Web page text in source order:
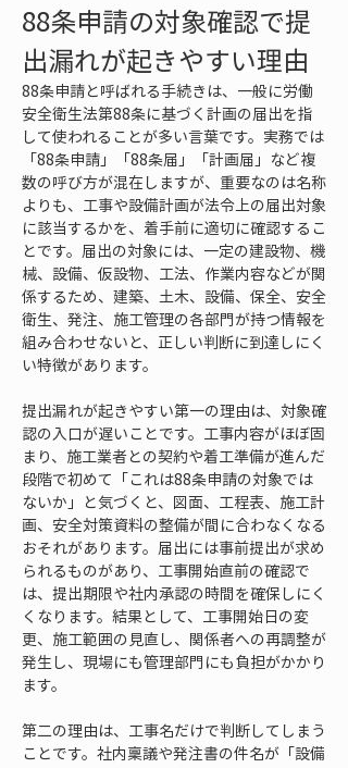
88条申請の対象確認で提
出漏れが起きやすい理由
88条申請と呼ばれる手続きは、一般に労働
安全衛生法第88条に基づく計画の届出を指
して使われることが多い言葉です。実務では
「88条申請」「88条届」「計画届」など複
数の呼び方が混在しますが、重要なのは名称
よりも、工事や設備計画が法令上の届出対象
に該当するかを、着手前に適切に確認するこ
とです。届出の対象には、一定の建設物、機
械、設備、仮設物、工法、作業内容などが関
係するため、建築、土木、設備、保全、安全
衛生、発注、施工管理の各部門が持つ情報を
組み合わせないと、正しい判断に到達しにく
い特徴があります。
提出漏れが起きやすい第一の理由は、対象確
認の入口が遅いことです。工事内容がほぼ固
まり、施工業者との契約や着工準備が進んだ
段階で初めて「これは88条申請の対象では
ないか」と気づくと、図面、工程表、施工計
画、安全対策資料の整備が間に合わなくなる
おそれがあります。届出には事前提出が求め
られるものがあり、工事開始直前の確認で
は、提出期限や社内承認の時間を確保しにく
くなります。結果として、工事開始日の変
更、施工範囲の見直し、関係者への再調整が
発生し、現場にも管理部門にも負担がかかり
ます。
第二の理由は、工事名だけで判断してしまう
ことです。社内稟議や発注書の件名が「設備